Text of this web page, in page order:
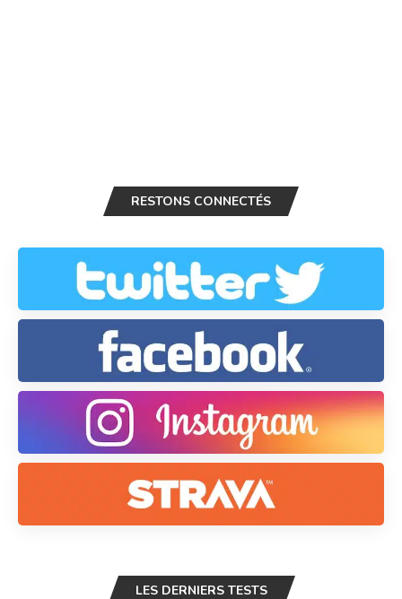
RESTONS CONNECTÉS
LES DERNIERS TESTS